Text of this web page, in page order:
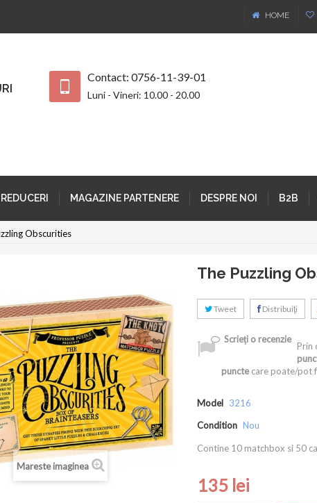
HOME
Contact: 0756-11-39-01
Luni - Vineri: 10.00 - 20.00
REDUCERI MAGAZINE PARTENERE DESPRE NOI B2B
Obscurities
Mareste imaginea
The Puzzling
Tweet Distribuiţi
Scrieţi o recenzie
Prin
punctecare poate/pot
Model 3216
Condition Nou
Contine 10 matchbox si 50
135 lei